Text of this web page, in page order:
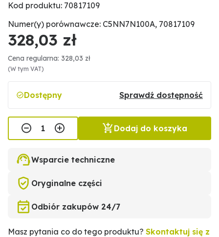
Kod produktu: 70817109
Numer(y) porównawcze: C5NN7N100A, 70817109
328,03 zł
Cena regularna: 328,03 zł
(W tym VAT)
Dostępny Sprawdź dostępność
Dodaj do koszyka
Wsparcie techniczne
Oryginalne części
Odbiór zakupów 24/7
Masz pytania co do tego produktu? Skontaktuj się z